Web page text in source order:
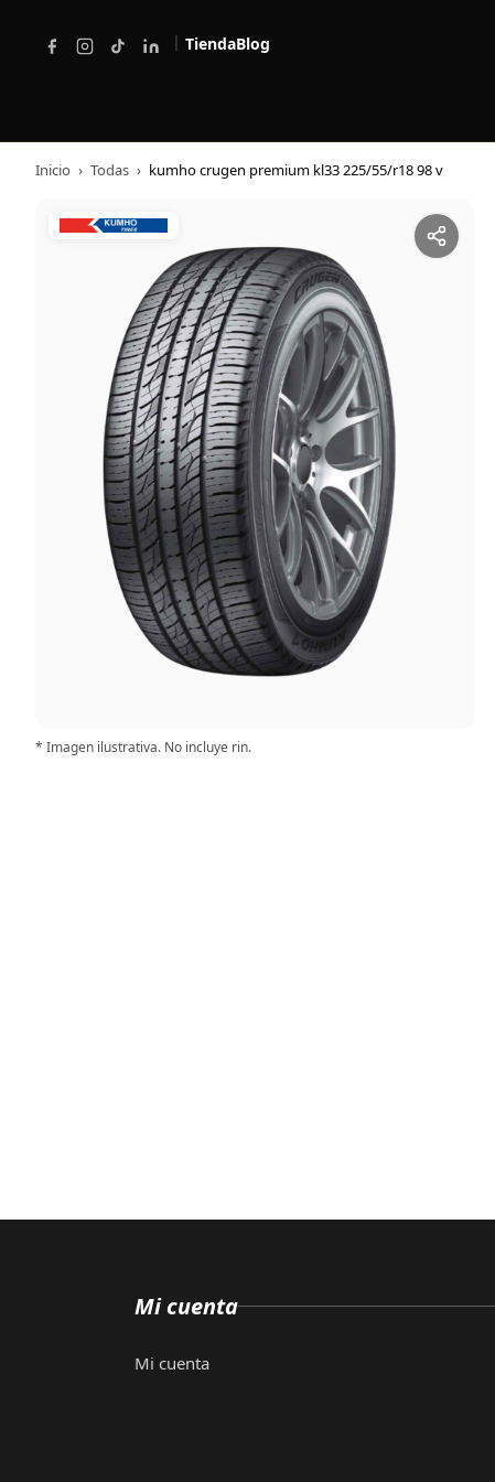
| TiendaBlog
Inicio › Todas › kumho crugen premium kl33 225/55/r18 98 v
* Imagen ilustrativa. No incluye rin.
Mi cuenta
Mi cuenta